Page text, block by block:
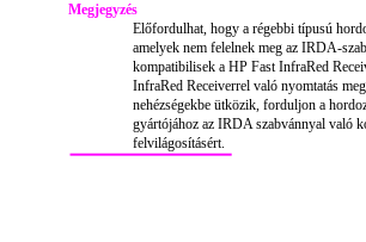
Megjegyzés
Előfordulhat, hogy a régebbi típusú
amelyek nem felelnek meg az IRDA-
kompatibilisek a HP Fast InfraRed
InfraRed Receiverrel való nyomtatás
nehézségekbe ütközik, forduljon a
gyártójához az IRDA szabvánnyal való
felvilágosításért.